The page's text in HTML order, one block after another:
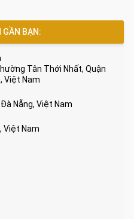
GẦN BẠN:
Tân Thới Nhất, Quận
Việt Nam
Nẵng, Việt Nam
Việt Nam